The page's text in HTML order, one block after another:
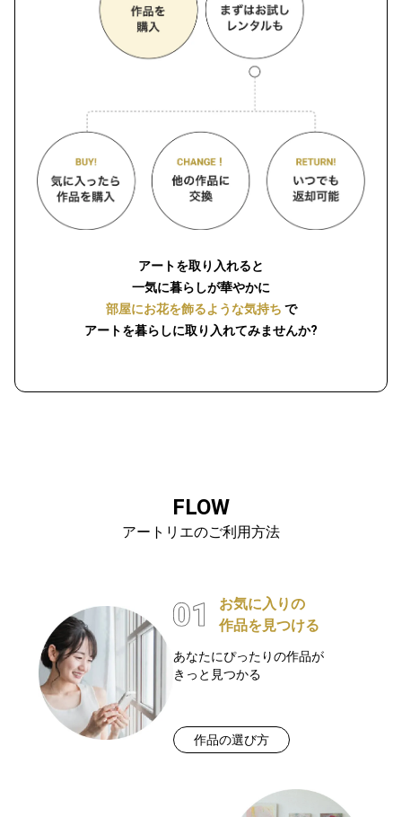
アートを取り入れると
一気に暮らしが華やかに
部屋にお花を飾るような気持ち で
アートを暮らしに取り入れてみませんか?
FLOW
アートリエのご利用方法
お気に入りの
作品を見つける
あなたにぴったりの作品が
きっと見つかる
作品の選び方